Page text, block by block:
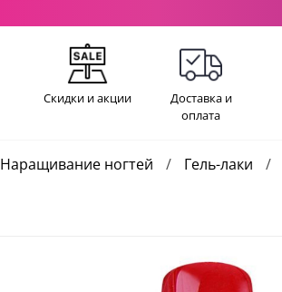
Скидки и акции
Доставка и
оплата
Наращивание ногтей Гель-лаки